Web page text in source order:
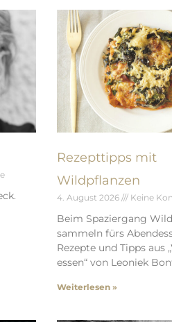
Rezepttipps mit
Wildpflanzen
4. August 2026 Keine
Beim Spaziergang
sammeln fürs
Rezepte und Tipps aus
essen“ von Leoniek
Weiterlesen »